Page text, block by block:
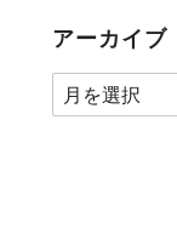
アーカイブ
ア
ー